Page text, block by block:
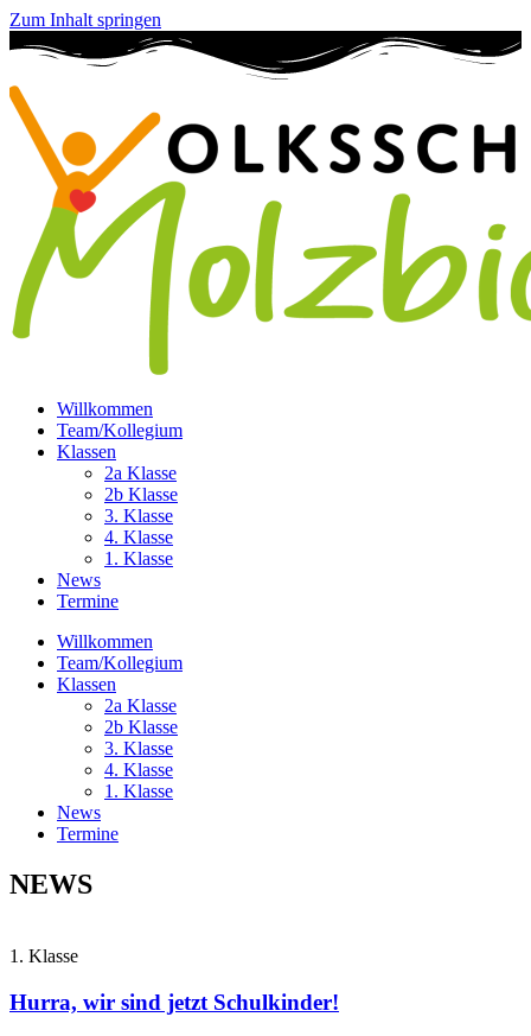
Zum Inhalt springen
Willkommen
Team/Kollegium
Klassen
2a Klasse
2b Klasse
3. Klasse
4. Klasse
1. Klasse
News
Termine
Willkommen
Team/Kollegium
Klassen
2a Klasse
2b Klasse
3. Klasse
4. Klasse
1. Klasse
News
Termine
NEWS
1. Klasse
Hurra, wir sind jetzt Schulkinder!